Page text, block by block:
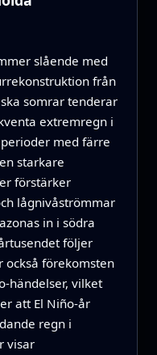
slående med
från
somrar tenderar
extremregn i
med färre
starkare
förstärker
låg­nivåströmmar
in i södra
följer
också förekomsten
händelser, vilket
att El Niño-år
regn i
visar